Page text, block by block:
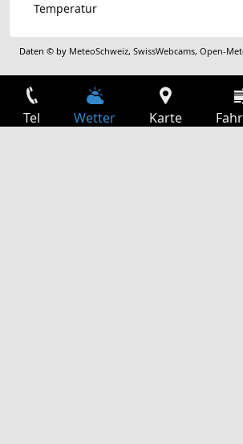
Temperatur
Daten © by MeteoSchweiz,SwissWebcams,Open-
Tel Wetter Karte